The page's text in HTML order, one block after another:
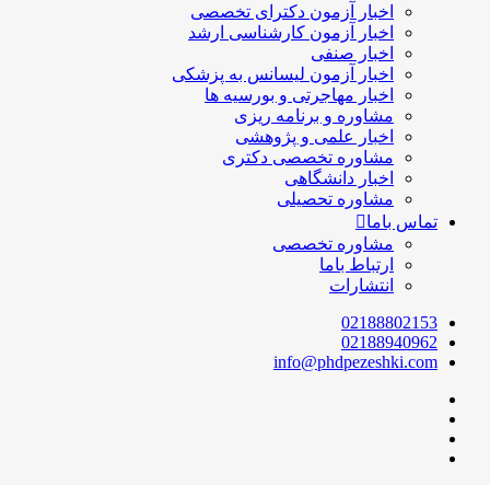
اخبار آزمون دکترای تخصصی
اخبار آزمون کارشناسی ارشد
اخبار صنفی
اخبار آزمون لیسانس به پزشکی
اخبار مهاجرتی و بورسیه ها
مشاوره و برنامه ریزی
اخبار علمی و پژوهشی
مشاوره تخصصی دکتری
اخبار دانشگاهی
مشاوره تحصیلی
تماس باما
مشاوره تخصصی
ارتباط باما
انتشارات
02188802153
02188940962
info@phdpezeshki.com